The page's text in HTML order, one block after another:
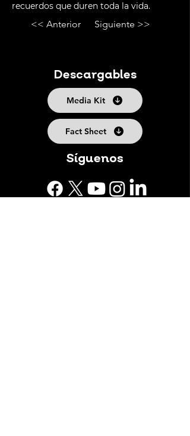
recuerdos que duren toda la vida.
<< Anterior Siguiente >>
Descargables
Media Kit
Fact Sheet
Síguenos